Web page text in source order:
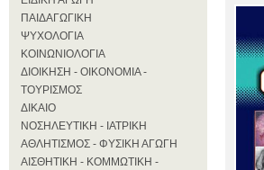
ΠΑΙΔΑΓΩΓΙΚΗ
ΨΥΧΟΛΟΓΙΑ
ΚΟΙΝΩΝΙΟΛΟΓΙΑ
ΔΙΟΙΚΗΣΗ - ΟΙΚΟΝΟΜΙΑ -
ΤΟΥΡΙΣΜΟΣ
ΔΙΚΑΙΟ
ΝΟΣΗΛΕΥΤΙΚΗ - ΙΑΤΡΙΚΗ
ΑΘΛΗΤΙΣΜΟΣ - ΦΥΣΙΚΗ ΑΓΩΓΗ
ΑΙΣΘΗΤΙΚΗ - ΚΟΜΜΩΤΙΚΗ -